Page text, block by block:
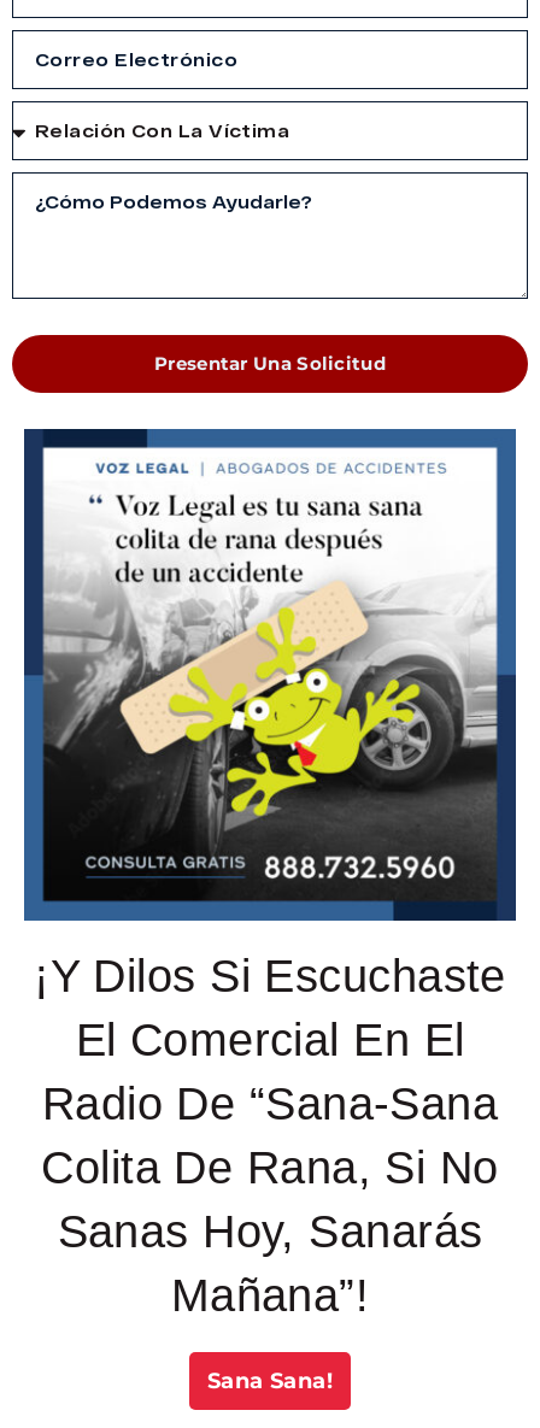
Presentar Una Solicitud
¡Y Dilos Si Escuchaste
El Comercial En El
Radio De “Sana-Sana
Colita De Rana, Si No
Sanas Hoy, Sanarás
Mañana”!
Sana Sana!